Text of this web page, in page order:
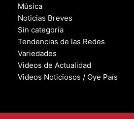
Música
Noticias Breves
Sin categoría
Tendencias de las Redes
Variedades
Videos de Actualidad
Videos Noticiosos / Oye País